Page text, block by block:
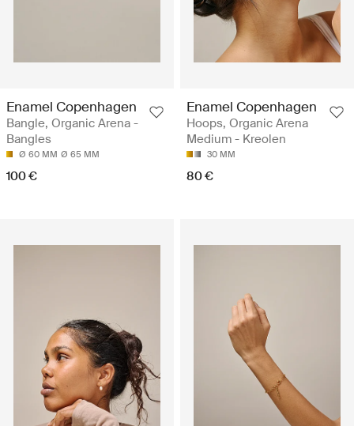
Enamel Copenhagen
Bangle, Organic Arena -
Bangles
Ø 60 MM Ø 65 MM
100 €
Enamel Copenhagen
Hoops, Organic Arena
Medium - Kreolen
30 MM
80 €